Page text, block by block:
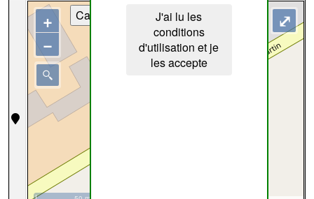
J'ai lu les
conditions
d'utilisation et je
les accepte
+
−
⤢
Cartes